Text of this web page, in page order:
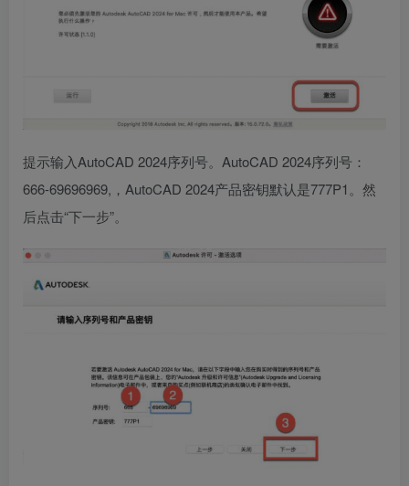
提示输入AutoCAD 2024序列号。AutoCAD 2024序列号：
666-69696969,，AutoCAD 2024产品密钥默认是777P1。然
后点击“下一步”。